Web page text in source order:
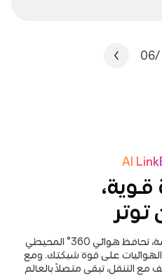
/06
AI
توتر
من المترو إلى الحفلات المزدحمة، تحافظ هوائي 360° المحيطي
الهوائيات على قوة شبكتك. ومع
مع التنقل، تبقى متصلاً بالعالم